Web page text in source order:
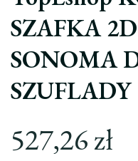
SZAFKA
SONOMA
SZUFLADY
527,26zł